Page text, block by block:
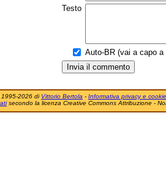
Testo
Auto-BR (vai a capo a
1995-2026 di Vittorio Bertola - Informativa privacy e cookie
secondo la licenza Creative Commons Attribuzione -